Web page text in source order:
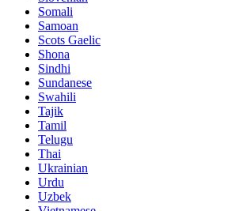
Somali
Samoan
Scots Gaelic
Shona
Sindhi
Sundanese
Swahili
Tajik
Tamil
Telugu
Thai
Ukrainian
Urdu
Uzbek